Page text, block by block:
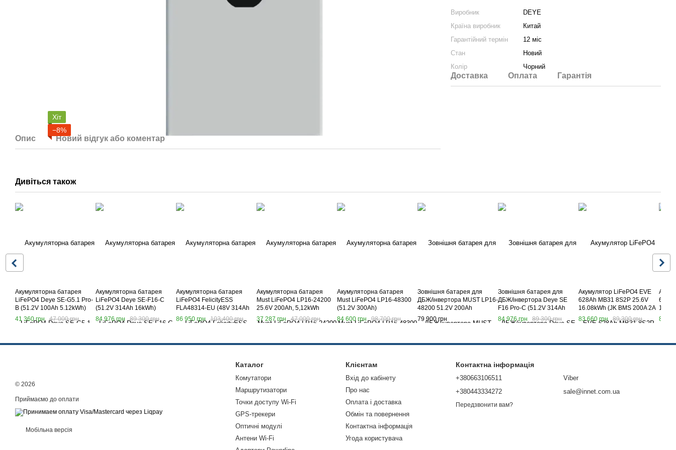
Хіт
−8%
Опис Новий відгук або коментар
Виробник
DEYE
Країна виробник
Китай
Гарантійний термін
12 міс
Стан
Новий
Колір
Чорний
Доставка Оплата Гарантія
Дивіться також
Акумуляторна батарея
LiFePO4 Deye SE-G5.1 Pro-
B (51.2V 100Ah 5.12kWh)
41 360 грн
47 000 грн
Акумуляторна батарея
LiFePO4 Deye SE-F16-C
(51.2V 314Ah 16kWh)
84 976 грн
89 300 грн
Акумуляторна батарея
LiFePO4 FelicityESS
FLA48314-EU (48V 314Ah
16kWh)
86 950 грн 103 400 грн
Акумуляторна батарея
Must LiFePO4 LP16-24200
25.6V 200Ah, 5,12kWh
37 287 грн
47 000 грн
Акумуляторна батарея
Must LiFePO4 LP16-48300
(51.2V 300Ah)
84 600 грн
98 700 грн
Зовнішня батарея для
ДБЖ/інвертора MUST LP16-
48200 51.2V 200Ah
10.24kWh
79 900 грн
Зовнішня батарея для
ДБЖ/інвертора Deye SE
F16 Pro-C (51.2V 314Ah
16kWh)
84 976 грн 89 300 грн
Акумулятор LiFePO4 EVE
628Ah MB31 8S2P 25.6V
16.08kWh (JK BMS 200A 2A
Active Balance)
83 660 грн 89 300 грн 83
© 2026
Приймаємо до оплати
Мобільна версія
Каталог
Комутатори
Маршрутизатори
Точки доступу Wi-Fi
GPS-трекери
Оптичні модулі
Антени Wi-Fi
Клієнтам
Вхід до кабінету
Про нас
Оплата і доставка
Обмін та повернення
Контактна інформація
Угода користувача
Контактна інформація
+380663106511
+380443334272
Передзвонити вам?
Viber
sale@innet.com.ua